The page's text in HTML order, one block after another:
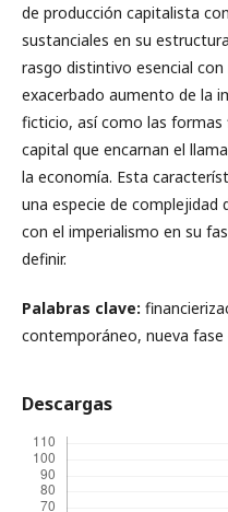
de producción capitalista
sustanciales en su
rasgo distintivo esencial
exacerbado aumento de la
ficticio, así como las formas
capital que encarnan el
la economía. Esta
una especie de complejidad
con el imperialismo en su
definir.
Palabras clave:
contemporáneo, nueva fase
Descargas